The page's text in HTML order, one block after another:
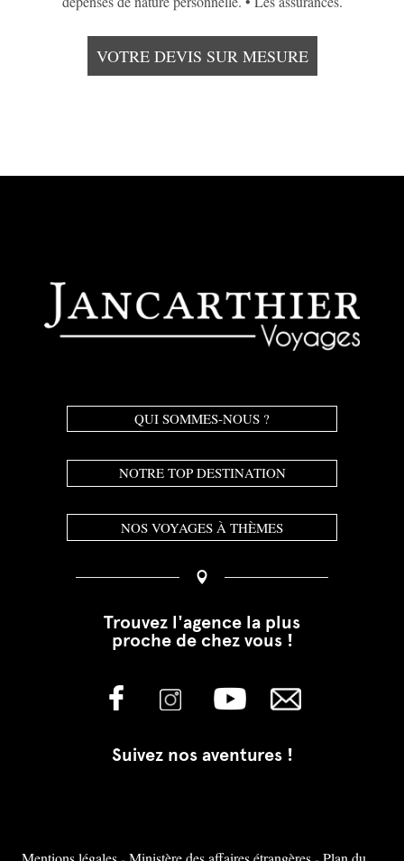
VOTRE DEVIS SUR MESURE
QUI SOMMES-NOUS ?
NOTRE TOP DESTINATION
NOS VOYAGES À THÈMES
Trouvez l'agence la plus
proche de chez vous !
Suivez nos aventures !